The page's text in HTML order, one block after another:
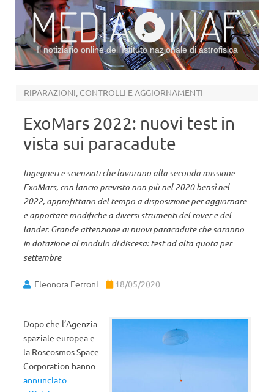
Il notiziario online dell’Istituto nazionale di astrofisica
RIPARAZIONI, CONTROLLI E AGGIORNAMENTI
ExoMars 2022: nuovi test in
vista sui paracadute
Ingegneri e scienziati che lavorano alla seconda missione
ExoMars, con lancio previsto non più nel 2020 bensì nel
2022, approfittano del tempo a disposizione per aggiornare
e apportare modifiche a diversi strumenti del rover e del
lander. Grande attenzione ai nuovi paracadute che saranno
in dotazione al modulo di discesa: test ad alta quota per
settembre
Eleonora Ferroni 18/05/2020
Dopo che l’Agenzia
spaziale europea e
la Roscosmos Space
Corporation hanno
annunciato